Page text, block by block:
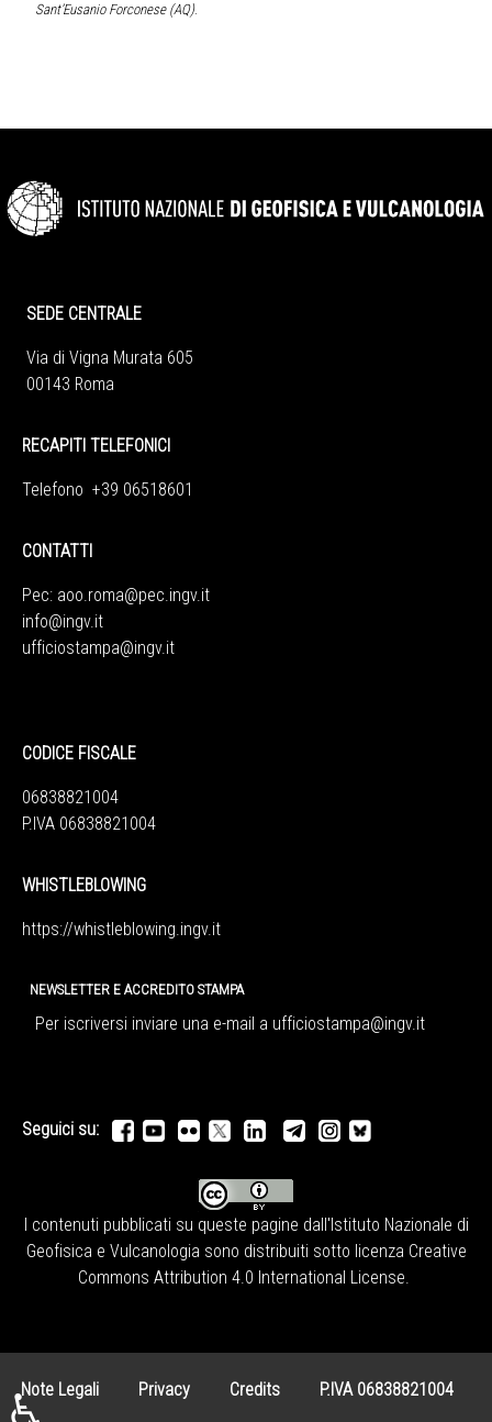
Sant’Eusanio Forconese (AQ).
SEDE CENTRALE
Via di Vigna Murata 605
00143 Roma
RECAPITI TELEFONICI
Telefono +39 06518601
CONTATTI
Pec: aoo.roma@pec.ingv.it
info@ingv.it
ufficiostampa@ingv.it
CODICE FISCALE
06838821004
P.IVA 06838821004
WHISTLEBLOWING
https://whistleblowing.ingv. it
NEWSLETTER E ACCREDITO STAMPA
Per iscriversi inviare una e-mail a ufficiostampa@ingv.it
Seguici su:
I contenuti pubblicati su queste pagine dall'Istituto Nazionale di
Geofisica e Vulcanologia sono distribuiti sotto licenza Creative
Commons Attribution 4.0 International License
Note Legali Privacy Credits P.IVA 06838821004